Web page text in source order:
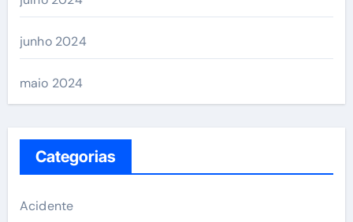
junho 2024
maio 2024
Categorias
Acidente